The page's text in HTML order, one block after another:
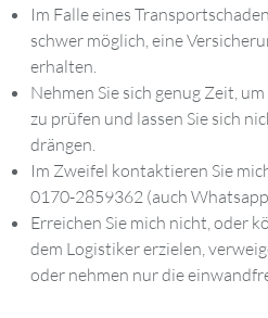
Im Falle eines
schwer möglich, eine
erhalten.
Nehmen Sie sich genug Zeit,
zu prüfen und lassen Sie sich
drängen.
Im Zweifel kontaktieren Sie
0170-2859362 (auch
Erreichen Sie mich nicht, oder
dem Logistiker erzielen,
oder nehmen nur die